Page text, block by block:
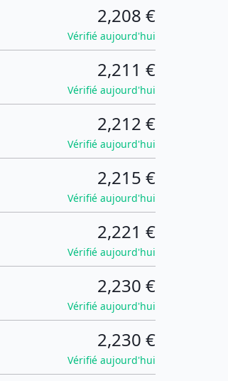
2,208 €
Vérifié aujourd'hui
2,211 €
Vérifié aujourd'hui
2,212 €
Vérifié aujourd'hui
2,215 €
Vérifié aujourd'hui
2,221 €
Vérifié aujourd'hui
2,230 €
Vérifié aujourd'hui
2,230 €
Vérifié aujourd'hui